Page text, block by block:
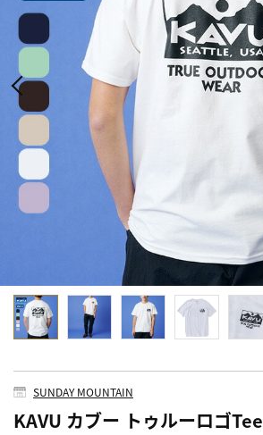
SUNDAY MOUNTAIN
KAVU カブー トゥルーロゴTee